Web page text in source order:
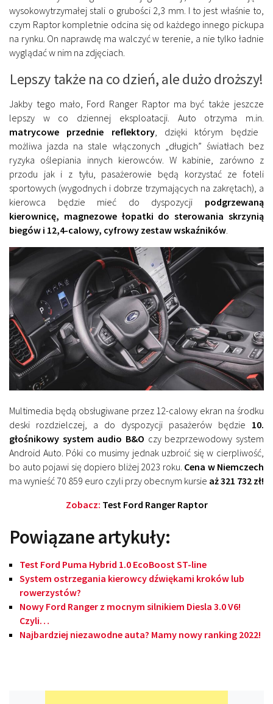
wysokowytrzymałej stali o grubości 2,3 mm. I to jest właśnie to,
czym Raptor kompletnie odcina się od każdego innego pickupa
na rynku. On naprawdę ma walczyć w terenie, a nie tylko ładnie
wyglądać w nim na zdjęciach.
Lepszy także na co dzień, ale dużo droższy!
Jakby tego mało, Ford Ranger Raptor ma być także jeszcze
lepszy w co dziennej eksploatacji. Auto otrzyma m.in.
matrycowe przednie reflektory, dzięki którym będzie
możliwa jazda na stale włączonych „długich” światłach bez
ryzyka oślepiania innych kierowców. W kabinie, zarówno z
przodu jak i z tyłu, pasażerowie będą korzystać ze foteli
sportowych (wygodnych i dobrze trzymających na zakrętach), a
kierowca będzie mieć do dyspozycji podgrzewaną
kierownicę, magnezowe łopatki do sterowania skrzynią
biegów i 12,4-calowy, cyfrowy zestaw wskaźników.
Multimedia będą obsługiwane przez 12-calowy ekran na środku
deski rozdzielczej, a do dyspozycji pasażerów będzie 10.
głośnikowy system audio B&O czy bezprzewodowy system
Android Auto. Póki co musimy jednak uzbroić się w cierpliwość,
bo auto pojawi się dopiero bliżej 2023 roku. Cena w Niemczech
ma wynieść 70 859 euro czyli przy obecnym kursie aż 321 732 zł!
Zobacz: Test Ford Ranger Raptor
Powiązane artykuły:
Test Ford Puma Hybrid 1.0 EcoBoost ST-line
System ostrzegania kierowcy dźwiękami kroków lub
rowerzystów?
Nowy Ford Ranger z mocnym silnikiem Diesla 3.0 V6!
Czyli…
Najbardziej niezawodne auta? Mamy nowy ranking 2022!